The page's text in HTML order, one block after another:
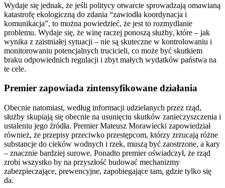
Wydaje się jednak, że jeśli politycy otwarcie sprowadzają omawianą
katastrofę ekologiczną do zdania “zawiodła koordynacja i
komunikacja”, to można powiedzieć, że jest to rozmydlanie
problemu. Wydaje się, że winę raczej ponoszą służby, które – jak
wynika z zaistniałej sytuacji – nie są skuteczne w kontrolowaniu i
monitorowaniu potencjalnych trucicieli, co może być skutkiem
braku odpowiednich regulacji i zbyt małych wydatków państwa na
te cele.
Premier zapowiada zintensyfikowane działania
Obecnie natomiast, według informacji udzielanych przez rząd,
służby skupiają się obecnie na usunięciu skutków zanieczyszczenia i
ustaleniu jego źródła. Premier Mateusz Morawiecki zapowiedział
również, że przepisy przeciwko przestępcom, którzy zrzucają różne
substancje do cieków wodnych i rzek, muszą być zaostrzone, a kary
– znacznie bardziej surowe. Ponadto premier oświadczył, że rząd
zrobi wszystko by na przyszłość budować mechanizmy
zabezpieczające, prewencyjne, zapobiegające tam, gdzie tylko się
da.